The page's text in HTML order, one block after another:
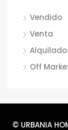
Vendido
Venta
Alquilado
Off
© URBANIA